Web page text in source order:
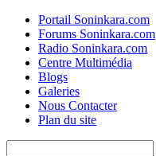
Portail Soninkara.com
Forums Soninkara.com
Radio Soninkara.com
Centre Multimédia
Blogs
Galeries
Nous Contacter
Plan du site